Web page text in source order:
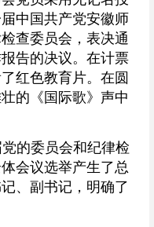
中国共产党安徽师
查委员会，表决通
告的决议。在计票
红色教育片。在圆
的《国际歌》声中
的委员会和纪律检
会议选举产生了总
、副书记，明确了